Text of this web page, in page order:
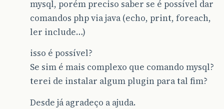
mysql, porém preciso saber se é possível dar
comandos php via java (echo, print, foreach,
ler include…)
isso é possível?
Se sim é mais complexo que comando mysql?
terei de instalar algum plugin para tal fim?
Desde já agradeço a ajuda.